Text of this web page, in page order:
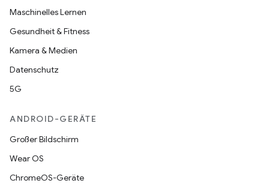
Maschinelles Lernen
Gesundheit & Fitness
Kamera & Medien
Datenschutz
5G
ANDROID-GERÄTE
Großer Bildschirm
Wear OS
ChromeOS-Geräte